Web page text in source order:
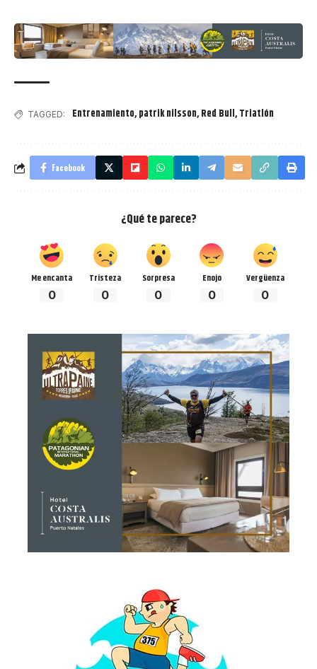
TAGGED: Entrenamiento,patrik nilsson,Red Bull,Triatlón
Facebook
¿Qué te parece?
Me encanta
0
Tristeza
0
Sorpresa
0
Enojo
0
Vergüenza
0